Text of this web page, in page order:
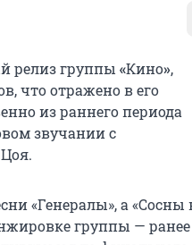
релиз группы «Кино»,
что отражено в его
из раннего периода
звучании с
«Генералы», а «Сосны
группы — ранее